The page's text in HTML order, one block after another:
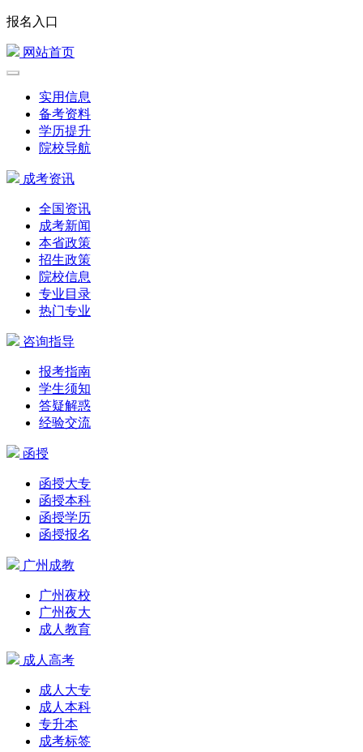
报名入口
网站首页
实用信息
备考资料
学历提升
院校导航
成考资讯
全国资讯
成考新闻
本省政策
招生政策
院校信息
专业目录
热门专业
咨询指导
报考指南
学生须知
答疑解惑
经验交流
函授
函授大专
函授本科
函授学历
函授报名
广州成教
广州夜校
广州夜大
成人教育
成人高考
成人大专
成人本科
专升本
成考标签